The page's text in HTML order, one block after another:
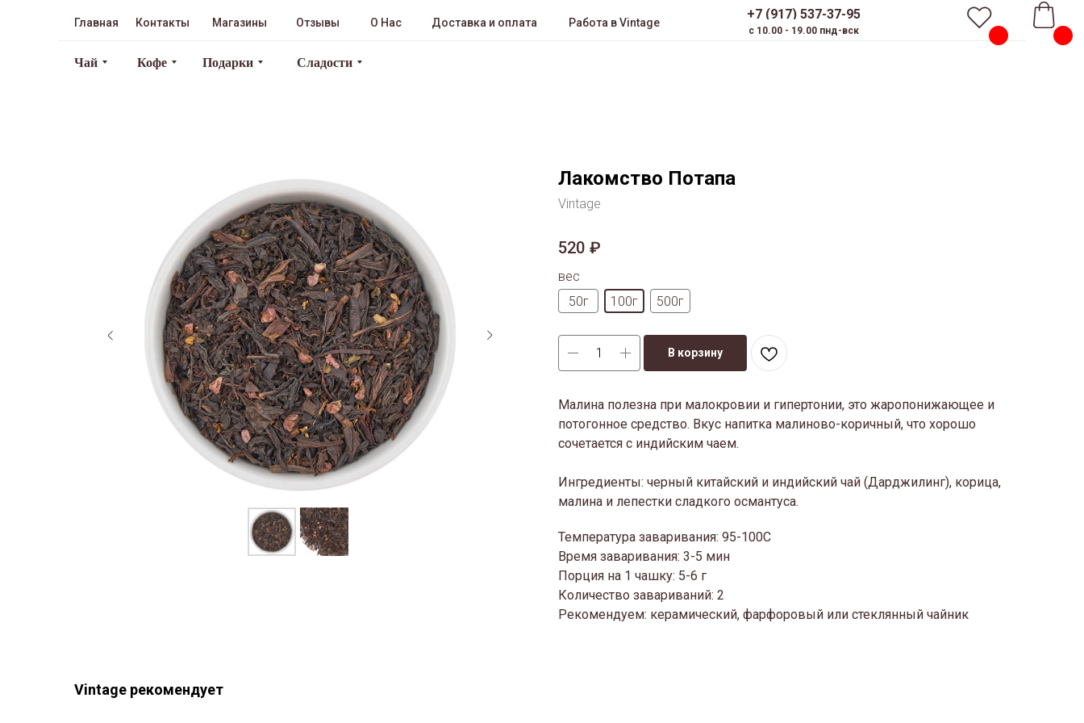
+7 (917) 537-37-95
Отзывы Доставка и оплата
Магазины
Контакты О Нас
Чай Кофе Подарки Сладости
c 10.00 - 19.00 пнд-вск
Главная Работа в Vintage
Лакомство Потапа
Vintage
520 ₽
вес
50г
100г 500г
В корзину
Малина полезна при малокровии и гипертонии, это жаропонижающее и
потогонное средство. Вкус напитка малиново-коричный, что хорошо
сочетается с индийским чаем.
Ингредиенты: черный китайский и индийский чай (Дарджилинг), корица,
малина и лепестки сладкого османтуса.
Температура заваривания: 95-100С
Время заваривания: 3-5 мин
Порция на 1 чашку: 5-6 г
Количество завариваний: 2
Рекомендуем: керамический, фарфоровый или стеклянный чайник
Vintage рекомендует